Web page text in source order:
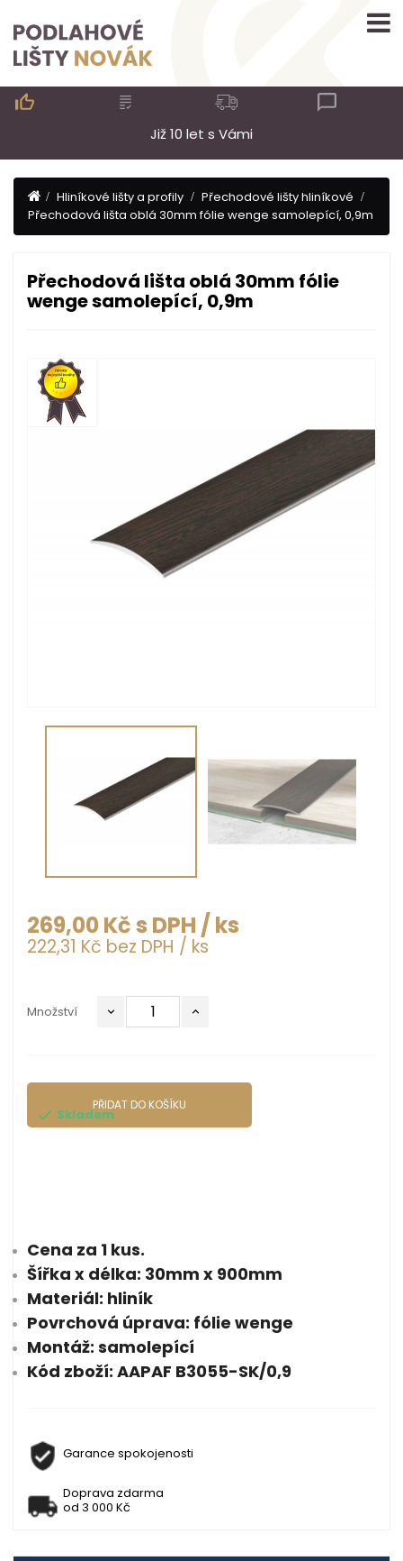

Již 10 let s Vámi
Hliníkové lišty a profily
Přechodové lišty hliníkové
Přechodová lišta oblá 30mm fólie wenge samolepící, 0,9m
Přechodová lišta oblá 30mm fólie
wenge samolepící, 0,9m
269,00 Kč s DPH / ks
222,31 Kč bez DPH / ks
Množství
PŘIDAT DO KOŠÍKU
 Skladem
Cena za 1 kus.
Šířka x délka: 30mm x 900mm
Materiál: hliník
Povrchová úprava: fólie wenge
Montáž: samolepící
Kód zboží: AAPAF B3055-SK/0,9
Garance spokojenosti
Doprava zdarma
od 3 000 Kč